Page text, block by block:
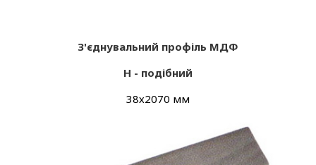
З'єднувальний профіль МДФ
Н - подібний
38х2070 мм